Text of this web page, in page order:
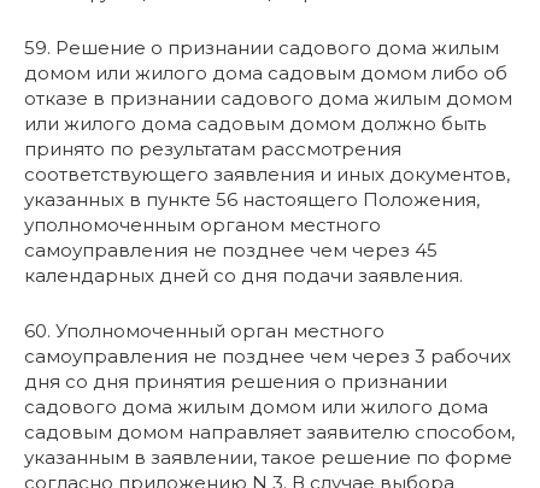
59. Решение о признании садового дома жилым
домом или жилого дома садовым домом либо об
отказе в признании садового дома жилым домом
или жилого дома садовым домом должно быть
принято по результатам рассмотрения
соответствующего заявления и иных документов,
указанных в пункте 56 настоящего Положения,
уполномоченным органом местного
самоуправления не позднее чем через 45
календарных дней со дня подачи заявления.
60. Уполномоченный орган местного
самоуправления не позднее чем через 3 рабочих
дня со дня принятия решения о признании
садового дома жилым домом или жилого дома
садовым домом направляет заявителю способом,
указанным в заявлении, такое решение по форме
согласно приложению N 3. В случае выбора